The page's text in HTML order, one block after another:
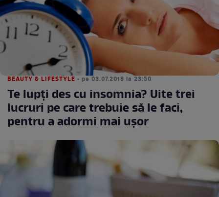
BEAUTY & LIFESTYLE • pe 03.07.2018 la 23:50
Te lupți des cu insomnia? Uite trei
lucruri pe care trebuie să le faci,
pentru a adormi mai ușor